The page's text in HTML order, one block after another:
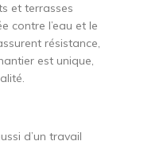
et terrasses
contre l’eau et le
résistance,
est unique,
d’un travail